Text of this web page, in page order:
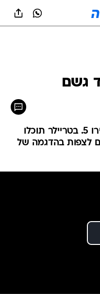
גשם
שירלי מנסון מגיעה לגיטר הירו 5. בטריילר תוכלו
לצפות בהדגמה של